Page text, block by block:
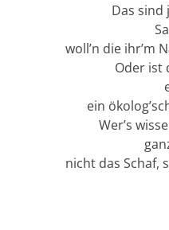
Das sind
woll’n die ihr’m
Oder ist
ein
Wer’s
nicht das Schaf,